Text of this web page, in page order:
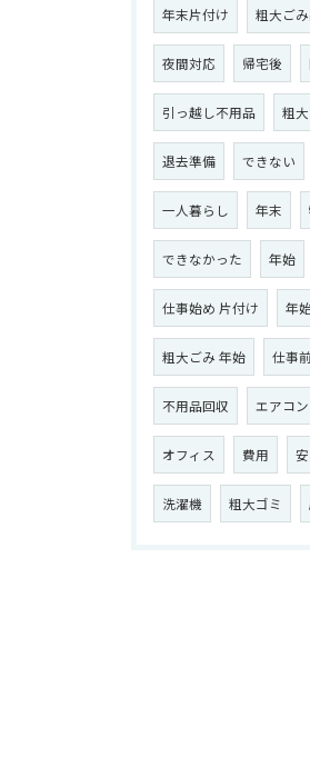
年末片付け 粗大ご
夜間対応 帰宅後
引っ越し不用品 粗
退去準備 できない
一人暮らし 年末
できなかった 年始
仕事始め 片付け 年
粗大ごみ 年始 仕事
不用品回収 エアコン
オフィス 費用
洗濯機 粗大ゴミ